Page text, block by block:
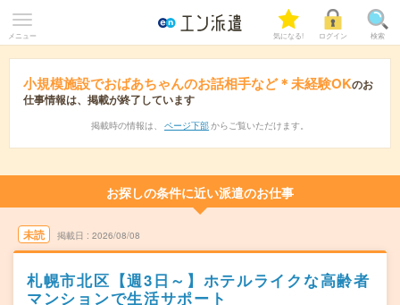
メニュー 気になる! ログイン 検索
小規模施設でおばあちゃんのお話相手など＊未経験OKのお
仕事情報は、掲載が終了しています
掲載時の情報は、 ページ下部 からご覧いただけます。
お探しの条件に近い派遣のお仕事
未読 掲載日 2026/08/08
札幌市北区【週3日～】ホテルライクな高齢者
マンションで生活サポート